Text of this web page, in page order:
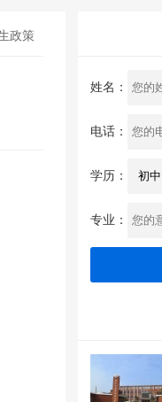
政策
姓名：
电话：
学历：
专业：